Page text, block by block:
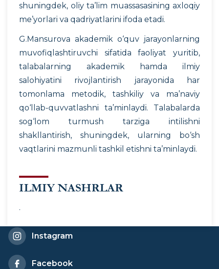
shuningdek, oliy ta’lim muassasasining axloqiy
me’yorlari va qadriyatlarini ifoda etadi.
G.Mansurova akademik o‘quv jarayonlarning
muvofiqlashtiruvchi sifatida faoliyat yuritib,
talabalarning akademik hamda ilmiy
salohiyatini rivojlantirish jarayonida har
tomonlama metodik, tashkiliy va ma’naviy
qo‘llab-quvvatlashni ta’minlaydi. Talabalarda
sog‘lom turmush tarziga intilishni
shakllantirish, shuningdek, ularning bo‘sh
vaqtlarini mazmunli tashkil etishni ta’minlaydi.
ILMIY NASHRLAR
.
Instagram
Facebook